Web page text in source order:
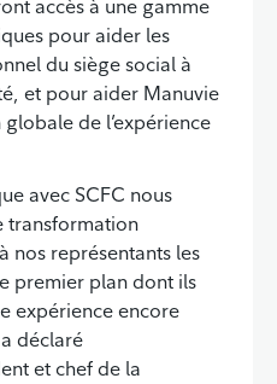
accès à une gamme
pour aider les
du siège social à
et pour aider Manuvie
de l’expérience
avec SCFC nous
transformation
nos représentants les
premier plan dont ils
expérience encore
déclaré
et chef de la